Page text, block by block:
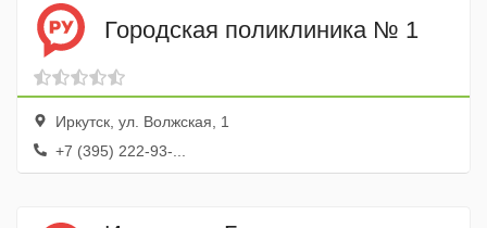
Городская поликлиника № 1
Иркутск, ул. Волжская, 1
+7 (395) 222-93-...